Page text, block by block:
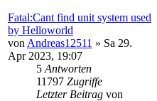
Fatal:Cant find unit system used
by Helloworld
von Andreas12511 » Sa 29.
Apr 2023, 19:07
5 Antworten
11797 Zugriffe
Letzter Beitrag von